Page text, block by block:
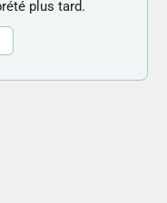
plus tard.